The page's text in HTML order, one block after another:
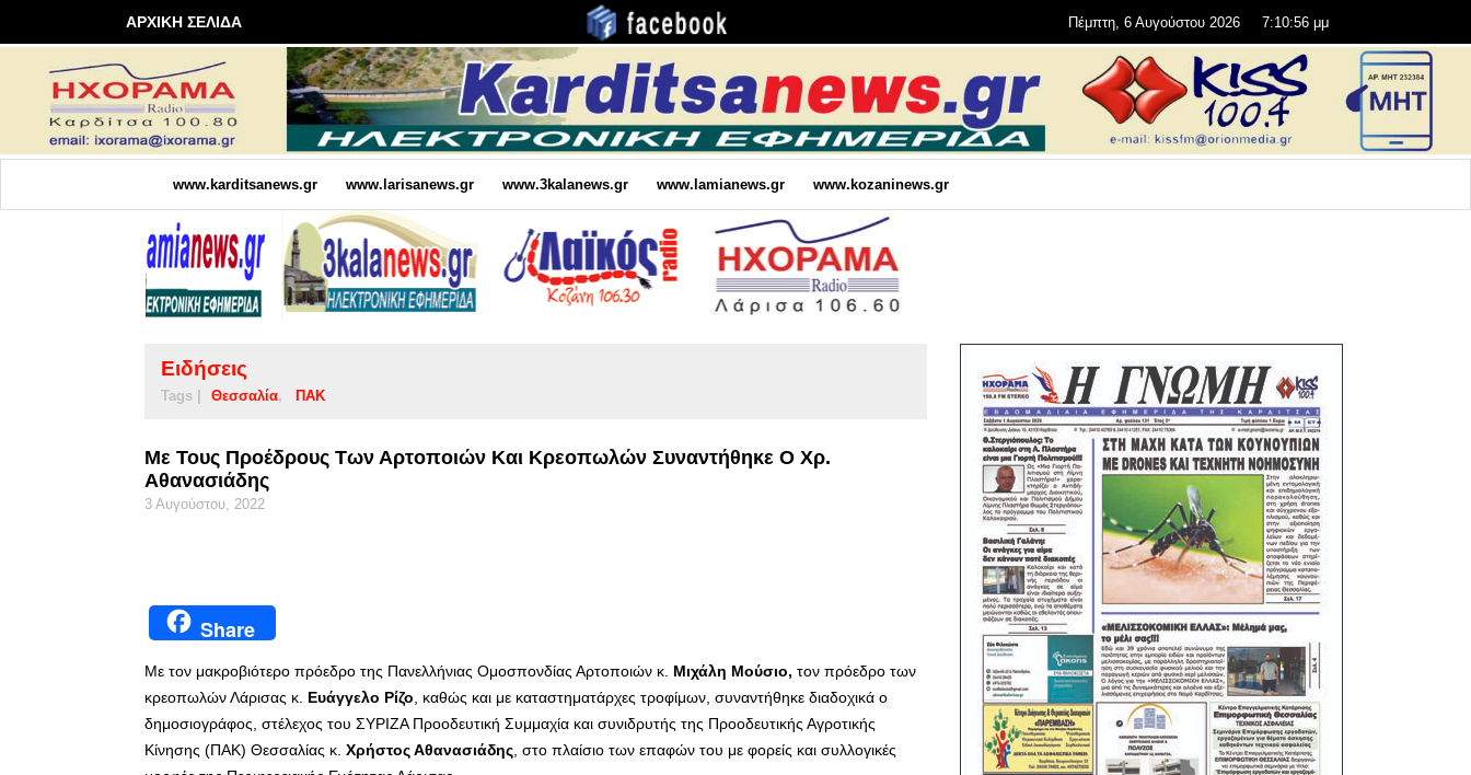
ΑΡΧΙΚΗ ΣΕΛΙΔΑ Πέμπτη, 6 Αυγούστου 2026 7:10:56 μμ
www.karditsanews.gr www.larisanews.gr www.3kalanews.gr www.lamianews.gr www.kozaninews.gr
Ειδήσεις
Tags | Θεσσαλία ΠΑΚ
Με Τους Προέδρους Των Αρτοποιών Και Κρεοπωλών Συναντήθηκε Ο Χρ.
Αθανασιάδης
3 Αυγούστου, 2022
Share
Με τον μακροβιότερο πρόεδρο της Πανελλήνιας Ομοσπονδίας Αρτοποιών κ. Μιχάλη Μούσιο, τον πρόεδρο των
κρεοπωλών Λάρισας κ. Ευάγγελο Ρίζο , καθώς και με καταστηματάρχες τροφίμων, συναντήθηκε διαδοχικά ο
δημοσιογράφος, στέλεχος του ΣΥΡΙΖΑ Προοδευτική Συμμαχία και συνιδρυτής της Προοδευτικής Αγροτικής
Κίνησης (ΠΑΚ) Θεσσαλίας κ. Χρήστος Αθανασιάδης , στο πλαίσιο των επαφών του με φορείς και συλλογικές